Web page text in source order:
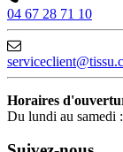
04 67 28 71 10
Horaires
Du lundi au samedi